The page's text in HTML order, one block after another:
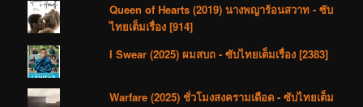
Queen of Hearts (2019) นางพญาร้อนสวาท - ซับ
ไทยเต็มเรื่อง [914]
I Swear (2025) ผมสบถ - ซับไทยเต็มเรื่อง [2383]
Warfare (2025) ชั่วโมงสงครามเดือด - ซับไทยเต็ม